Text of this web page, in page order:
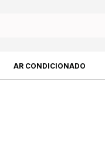
AR CONDICIONADO